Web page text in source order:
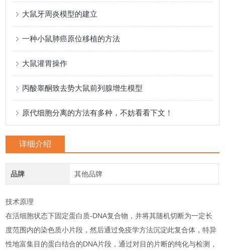
大鼠牙周炎模型的建立
一种小鼠肺癌原位移植的方法
大鼠灌胃操作
丙酸睾酮致去势大鼠前列腺增生模型
原代细胞分离的方法有多种，不妨看看下文！
详细介绍
品牌 其他品牌
技术原理
在活细胞状态下固定蛋白质-DNA复合物，并将其随机切断为一定长
度范围内的染色质小片段，然后通过免疫学方法沉淀此复合体，特异
性地富集目的蛋白结合的DNA片段，通过对目的片断的纯化与检测，